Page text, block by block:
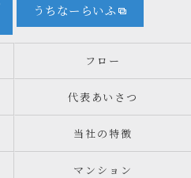
うちなーらいふ
フロー
代表あいさつ
当社の特徴
マンション